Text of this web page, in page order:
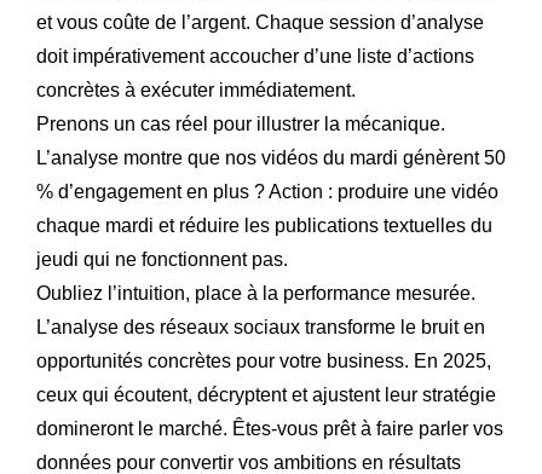
et vous coûte de l’argent. Chaque session d’analyse
doit impérativement accoucher d’une liste d’actions
concrètes à exécuter immédiatement.
Prenons un cas réel pour illustrer la mécanique.
L’analyse montre que nos vidéos du mardi génèrent 50
% d’engagement en plus ? Action : produire une vidéo
chaque mardi et réduire les publications textuelles du
jeudi qui ne fonctionnent pas.
Oubliez l’intuition, place à la performance mesurée.
L’analyse des réseaux sociaux transforme le bruit en
opportunités concrètes pour votre business. En 2025,
ceux qui écoutent, décryptent et ajustent leur stratégie
domineront le marché. Êtes-vous prêt à faire parler vos
données pour convertir vos ambitions en résultats